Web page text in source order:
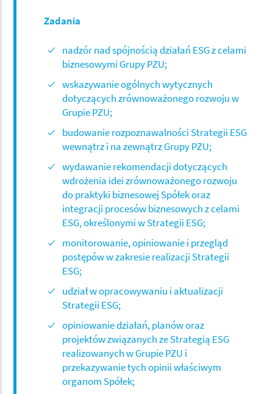
Zadania
nadzór nad spójnością działań ESG z celami
biznesowymi Grupy PZU;
wskazywanie ogólnych wytycznych
dotyczących zrównoważonego rozwoju w
Grupie PZU;
budowanie rozpoznawalności Strategii ESG
wewnątrz i na zewnątrz Grupy PZU;
wydawanie rekomendacji dotyczących
wdrożenia idei zrównoważonego rozwoju
do praktyki biznesowej Spółek oraz
integracji procesów biznesowych z celami
ESG, określonymi w Strategii ESG;
monitorowanie, opiniowanie i przegląd
postępów w zakresie realizacji Strategii
ESG;
udział w opracowywaniu i aktualizacji
Strategii ESG;
opiniowanie działań, planów oraz
projektów związanych ze Strategią ESG
realizowanych w Grupie PZU i
przekazywanie tych opinii właściwym
organom Spółek;